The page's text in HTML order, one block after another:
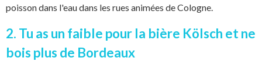
poisson dans l'eau dans les rues animées de Cologne.
2. Tu as un faible pour la bière Kölsch et ne
bois plus de Bordeaux